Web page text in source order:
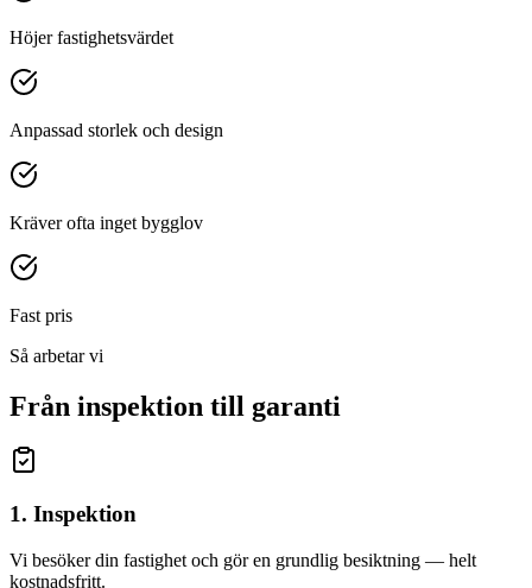
Höjer fastighetsvärdet
Anpassad storlek och design
Kräver ofta inget bygglov
Fast pris
Så arbetar vi
Från inspektion till garanti
1. Inspektion
Vi besöker din fastighet och gör en grundlig besiktning — helt
kostnadsfritt.